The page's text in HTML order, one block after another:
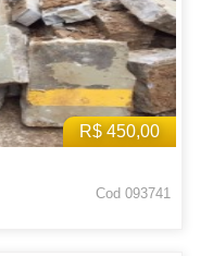
R$ 450,00
Cod 093741